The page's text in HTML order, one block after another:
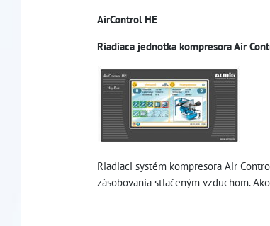
AirControl HE
Riadiaca jednotka kompresora Air
Riadiaci systém kompresora Air
zásobovania stlačeným vzduchom.